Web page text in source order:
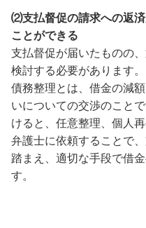
⑵支払督促の請求への返
ことができる
支払督促が届いたものの
検討する必要があります。
債務整理とは、借金の減
いについての交渉のこと
けると、任意整理、個人
弁護士に依頼することで
踏まえ、適切な手段で借
す。